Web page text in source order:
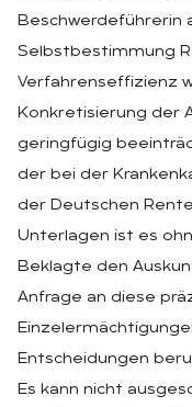
Beschwerdeführerin
Selbstbestimmung
Verfahrenseffizienz
Konkretisierung der
geringfügig
der bei der
der Deutschen
Unterlagen ist es
Beklagte den
Anfrage an diese
Entscheidungen
Es kann nicht